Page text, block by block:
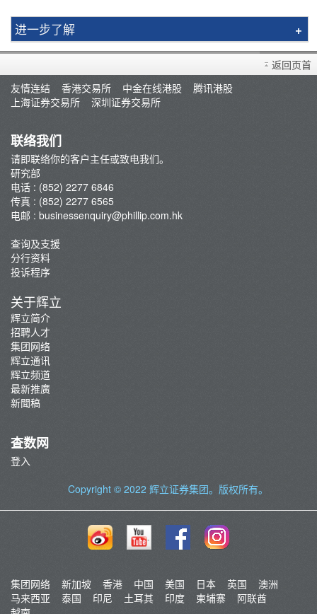
进一步了解
研究报告
市况评论
交易员评论
返回页首
友情连结
香港交易所 中金在线港股
腾讯港股
上海证券交易所
深圳证券交易所
联络我们
请即联络你的客户主任或致电我们。
研究部
电话 : (852) 2277 6846
传真 : (852) 2277 6565
电邮 : businessenquiry@phillip.com.hk
查询及支援
分行资料
投诉程序
关于辉立
辉立简介
招聘人才
集团网络
辉立通讯
辉立频道
最新推廣
新聞稿
查数网
登入
Copyright © 2022 辉立证券集团。版权所有。
集团网络 新加坡 香港 中国 美国 日本 英国
澳洲
马来西亚
泰国 印尼 土耳其 印度 柬埔寨
阿联酋